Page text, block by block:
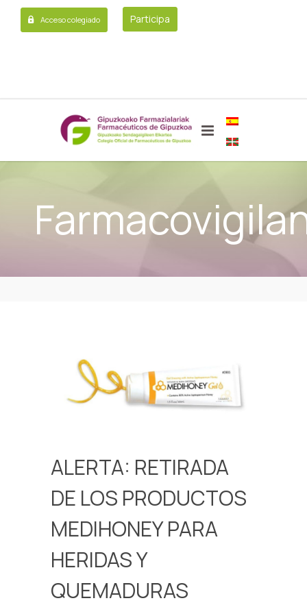
Acceso colegiado Participa
ALERTA: RETIRADA
DE LOS PRODUCTOS
MEDIHONEY PARA
HERIDAS Y
QUEMADURAS